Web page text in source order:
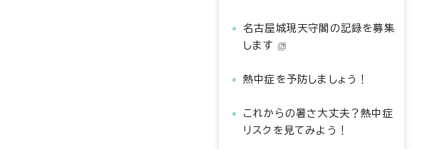
名古屋城現天守閣の記録を募集
します
熱中症を予防しましょう！
これからの暑さ大丈夫？熱中症
リスクを見てみよう！